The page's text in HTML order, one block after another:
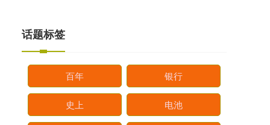
话题标签
百年 银行
史上 电池